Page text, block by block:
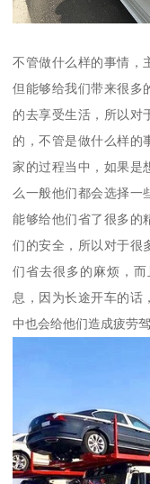
不管做什么样的事情，
但能够给我们带来很多
的去享受生活，所以对
的，不管是做什么样的
家的过程当中，如果是
么一般他们都会选择一
能够给他们省了很多的
们的安全，所以对于很
们省去很多的麻烦，
息，因为长途开车的话
中也会给他们造成疲劳驾